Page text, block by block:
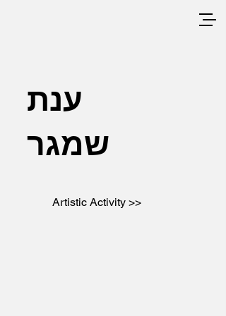
ענת
שמגר
Artistic Activity >>